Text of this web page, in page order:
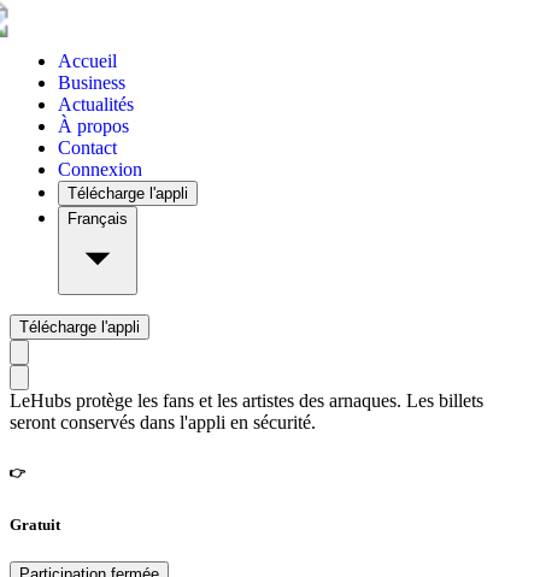
Accueil
Business
Actualités
À propos
Contact
Connexion
Télécharge l'appli
Français
Télécharge l'appli
LeHubs protège les fans et les artistes des arnaques. Les billets
seront conservés dans l'appli en sécurité.
👉
Gratuit